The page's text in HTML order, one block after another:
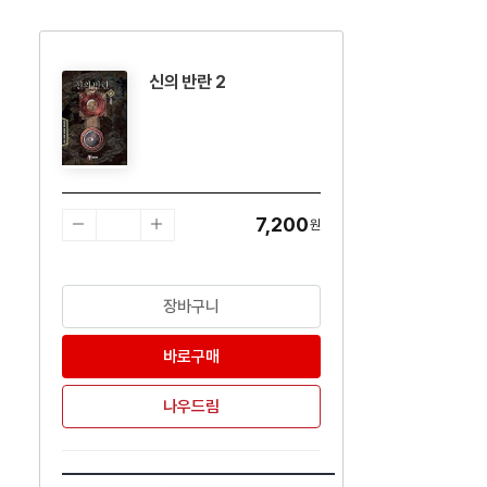
신의 반란 2
7,200원
장바구니
바로구매
나우드림